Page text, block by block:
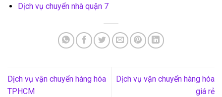
Dịch vụ chuyển nhà quận 7
Dịch vụ vận chuyển hàng hóa
TPHCM
Dịch vụ vận chuyển hàng hóa
giá rẻ